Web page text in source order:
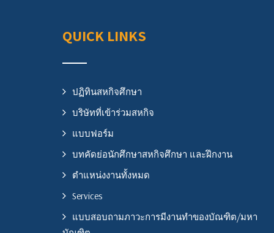
QUICK LINKS
ปฏิทินสหกิจศึกษา
บริษัทที่เข้าร่วมสหกิจ
แบบฟอร์ม
บทคัดย่อนักศึกษาสหกิจศึกษา และฝึกงาน
ตำแหน่งงานทั้งหมด
Services
แบบสอบถามภาวะการมีงานทำของบัณฑิต/มหา